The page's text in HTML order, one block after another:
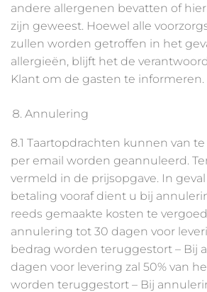
andere allergenen bevatten of
zijn geweest. Hoewel alle
zullen worden getroffen in het
allergieën, blijft het de
Klant om de gasten te informeren.
Annulering
8.1 Taartopdrachten kunnen van
per email worden geannuleerd.
vermeld in de prijsopgave. In
betaling vooraf dient u bij
reeds gemaakte kosten te
annulering tot 30 dagen voor
bedrag worden teruggestort – Bij
dagen voor levering zal 50% van
worden teruggestort – Bij